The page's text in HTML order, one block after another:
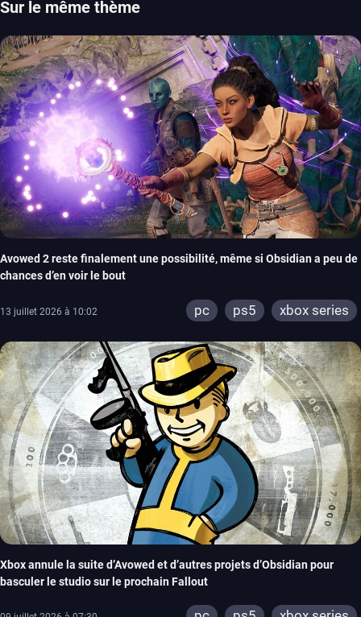
Sur le même thème
Avowed 2 reste finalement une possibilité, même si Obsidian a peu de
chances d’en voir le bout
13 juillet 2026 à 10:02 pc ps5 xbox series
Xbox annule la suite d’Avowed et d’autres projets d’Obsidian pour
basculer le studio sur le prochain Fallout